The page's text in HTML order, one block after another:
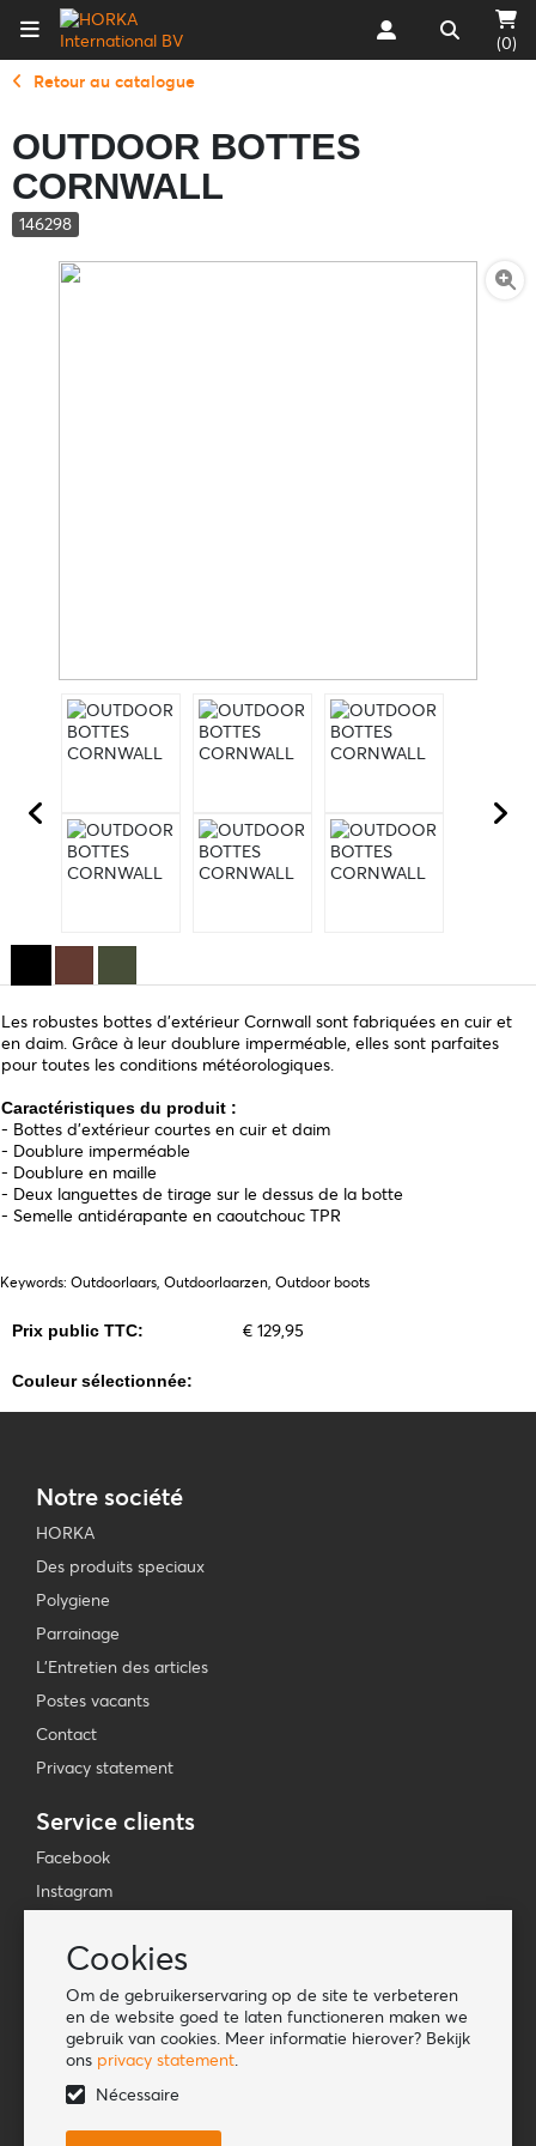
Cookies
Om de gebruikerservaring op de site te verbeteren
en de website goed te laten functioneren maken we
gebruik van cookies. Meer informatie hierover? Bekijk
ons privacy statement.
Nécessaire
(0)
Retour au catalogue
OUTDOOR BOTTES
CORNWALL
146298
Les robustes bottes d'extérieur Cornwall sont fabriquées en cuir et
en daim. Grâce à leur doublure imperméable, elles sont parfaites
pour toutes les conditions météorologiques.
Caractéristiques du produit :
- Bottes d'extérieur courtes en cuir et daim
- Doublure imperméable
- Doublure en maille
- Deux languettes de tirage sur le dessus de la botte
- Semelle antidérapante en caoutchouc TPR
Keywords: Outdoorlaars, Outdoorlaarzen, Outdoor boots
Prix public TTC: € 129,95
Couleur sélectionnée:
Notre société
HORKA
Des produits speciaux
Polygiene
Parrainage
L'Entretien des articles
Postes vacants
Contact
Privacy statement
Service clients
Facebook
Instagram
TikTok
Information
Lookbook
Become a retailer